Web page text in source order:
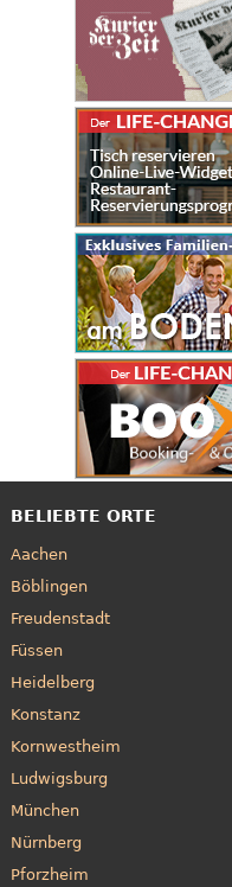
BELIEBTE ORTE
Aachen
Böblingen
Freudenstadt
Füssen
Heidelberg
Konstanz
Kornwestheim
Ludwigsburg
München
Nürnberg
Pforzheim